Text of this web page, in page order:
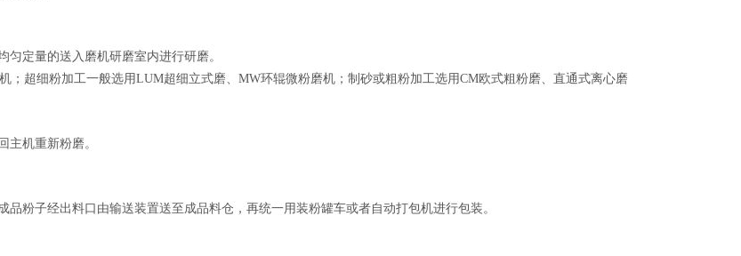
定量的送入磨机研磨室内进行研磨。
超细粉加工一般选用LUM超细立式磨、MW环辊微粉磨机；制砂或粗粉加工选用CM欧式粗粉磨、直通式离心磨
主机重新粉磨。
粉子经出料口由输送装置送至成品料仓，再统一用装粉罐车或者自动打包机进行包装。